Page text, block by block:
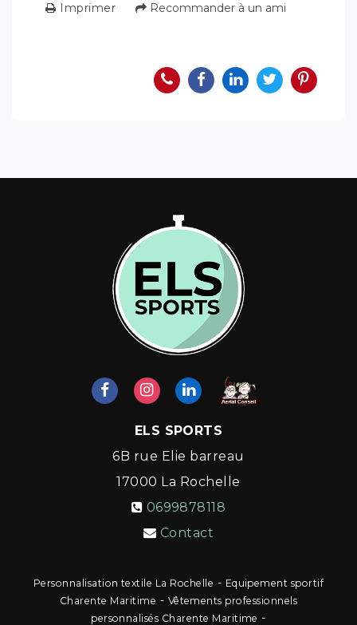
Imprimer Recommander à un ami
ELS SPORTS
6B rue Elie barreau
17000 La Rochelle
0699878118
Contact
Personnalisation textile La Rochelle - Equipement sportif
Charente Maritime - Vêtements professionnels
personnalisés Charente Maritime -